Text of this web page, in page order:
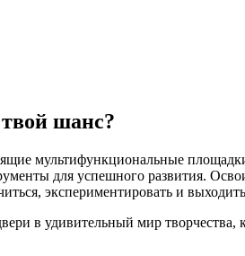
шанс?
мультифункциональные
для успешного развития.
экспериментировать и
в удивительный мир творчества,